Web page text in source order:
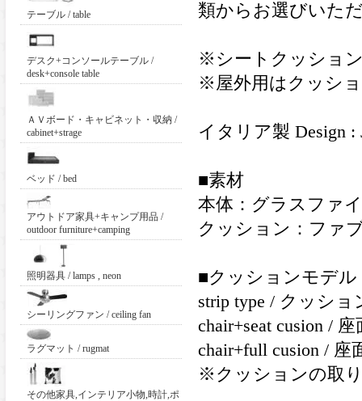
テーブル / table
デスク+コンソールテーブル /
desk+console table
ＡＶボード・キャビネット・収納 /
cabinet+strage
ベッド / bed
アウトドア家具+キャンプ用品 /
outdoor furniture+camping
照明器具 / lamps , neon
シーリングファン / ceiling fan
ラグマット / rugmat
その他家具,インテリア小物,時計,ポ
類からお選びいた
※シートクッショ
※屋外用はクッシ
イタリア製 Design
■素材
本体：グラスファ
クッション：ファ
■クッションモデル
strip type / クッシ
chair+seat cusion /
chair+full cusion /
※クッションの取